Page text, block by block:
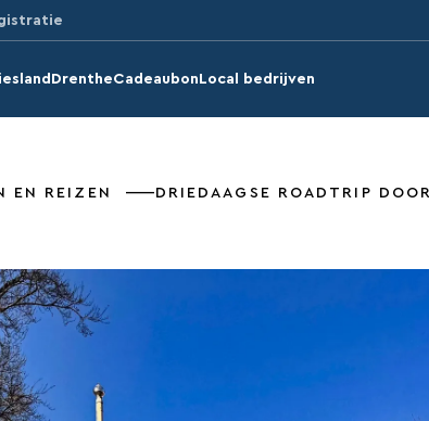
DrentheCadeaubon Local bedrijven
EN REIZEN DRIEDAAGSE ROADTRIP